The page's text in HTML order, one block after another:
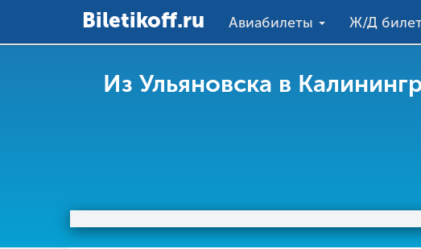
Вiletikoff.ru Авиабилеты Ж/Д
Из Ульяновска в